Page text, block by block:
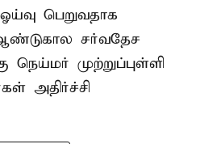
பெறுவதாக
சர்வதேச
நெய்மர் முற்றுப்புள்ளி
அதிர்ச்சி